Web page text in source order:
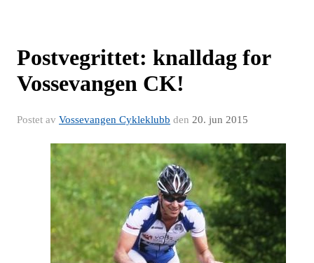
Postvegrittet: knalldag for
Vossevangen CK!
Postet av Vossevangen Cykleklubb den 20. jun 2015